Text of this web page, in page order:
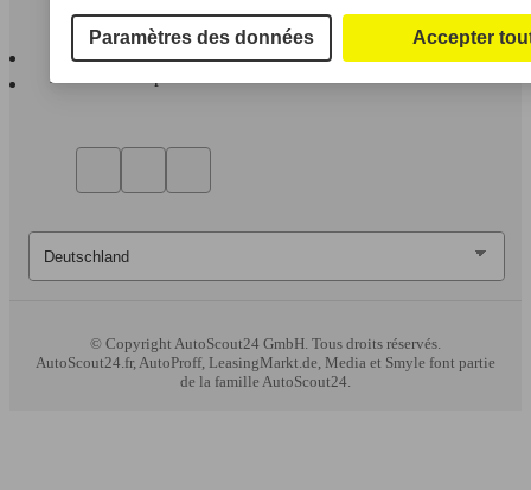
AutoScout24 pour iOS
AutoScout24 pour Android
© CopyrightAutoScout24 GmbH. Tous droits réservés.
AutoScout24.fr, AutoProff, LeasingMarkt.de, Media et Smyle font partie
de la famille AutoScout24.
Paramètres des données Accepter